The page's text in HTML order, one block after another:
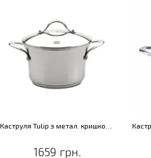
Каструля Tulip з метал. кришкою, діам. 16 см, 1,3 л
1659 грн.